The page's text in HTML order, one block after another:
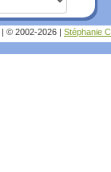
© 2002-2026 Stéphanie C